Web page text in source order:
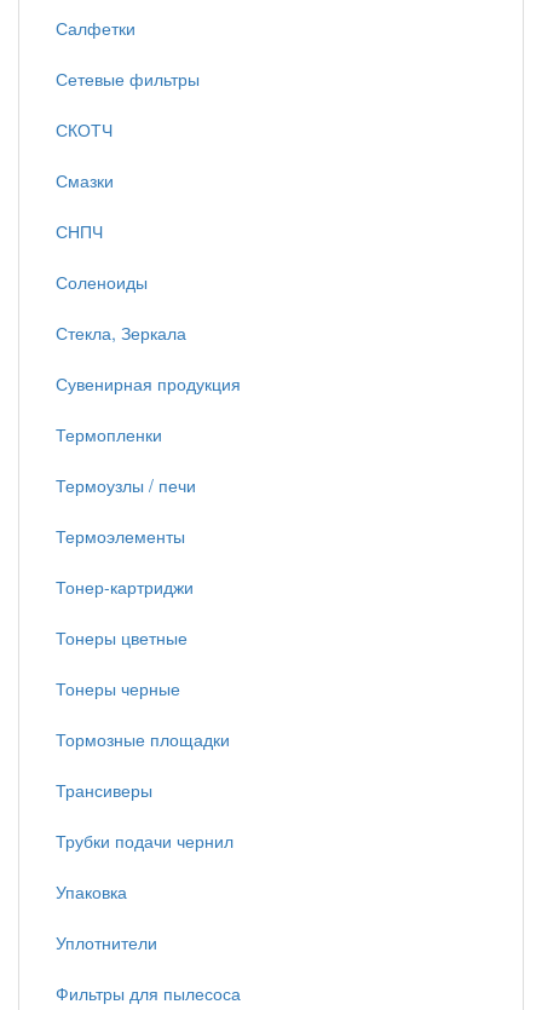
Салфетки
Сетевые фильтры
СКОТЧ
Смазки
СНПЧ
Соленоиды
Стекла, Зеркала
Сувенирная продукция
Термопленки
Термоузлы / печи
Термоэлементы
Тонер-картриджи
Тонеры цветные
Тонеры черные
Тормозные площадки
Трансиверы
Трубки подачи чернил
Упаковка
Уплотнители
Фильтры для пылесоса